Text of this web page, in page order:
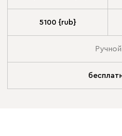
5100 {rub}
Ручной